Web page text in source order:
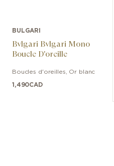
BULGARI
Bvlgari Bvlgari Mono
Boucle D'oreille
Boucles d'oreilles Or blanc
1,490CAD